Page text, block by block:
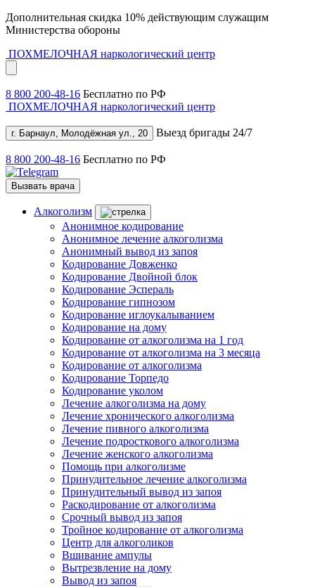
Дополнительная скидка 10% действующим служащим
Министерства обороны
ПОХМЕЛОЧНАЯ наркологический центр
8 800 200-48-16 Бесплатно по РФ
ПОХМЕЛОЧНАЯ наркологический центр
г. Барнаул, Молодёжная ул., 20 Выезд бригады 24/7
8 800 200-48-16 Бесплатно по РФ
Вызвать врача
Алкоголизм
Анонимное кодирование
Анонимное лечение алкоголизма
Анонимный вывод из запоя
Кодирование Довженко
Кодирование Двойной блок
Кодирование Эспераль
Кодирование гипнозом
Кодирование иглоукалыванием
Кодирование на дому
Кодирование от алкоголизма на 1 год
Кодирование от алкоголизма на 3 месяца
Кодирование от алкоголизма
Кодирование Торпедо
Кодирование уколом
Лечение алкоголизма на дому
Лечение хронического алкоголизма
Лечение пивного алкоголизма
Лечение подросткового алкоголизма
Лечение женского алкоголизма
Помощь при алкоголизме
Принудительное лечение алкоголизма
Принудительный вывод из запоя
Раскодирование от алкоголизма
Срочный вывод из запоя
Тройное кодирование от алкоголизма
Центр для алкоголиков
Вшивание ампулы
Вытрезвление на дому
Вывод из запоя